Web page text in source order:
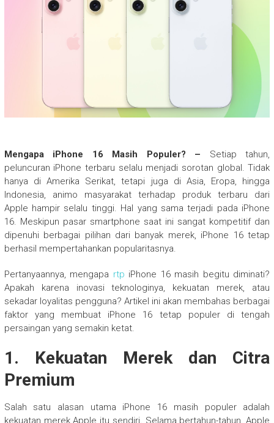
Mengapa iPhone 16 Masih Populer? – Setiap tahun,
peluncuran iPhone terbaru selalu menjadi sorotan global. Tidak
hanya di Amerika Serikat, tetapi juga di Asia, Eropa, hingga
Indonesia, animo masyarakat terhadap produk terbaru dari
Apple hampir selalu tinggi. Hal yang sama terjadi pada iPhone
16. Meskipun pasar smartphone saat ini sangat kompetitif dan
dipenuhi berbagai pilihan dari banyak merek, iPhone 16 tetap
berhasil mempertahankan popularitasnya.
Pertanyaannya, mengapa rtp iPhone 16 masih begitu diminati?
Apakah karena inovasi teknologinya, kekuatan merek, atau
sekadar loyalitas pengguna? Artikel ini akan membahas berbagai
faktor yang membuat iPhone 16 tetap populer di tengah
persaingan yang semakin ketat.
1. Kekuatan Merek dan Citra
Premium
Salah satu alasan utama iPhone 16 masih populer adalah